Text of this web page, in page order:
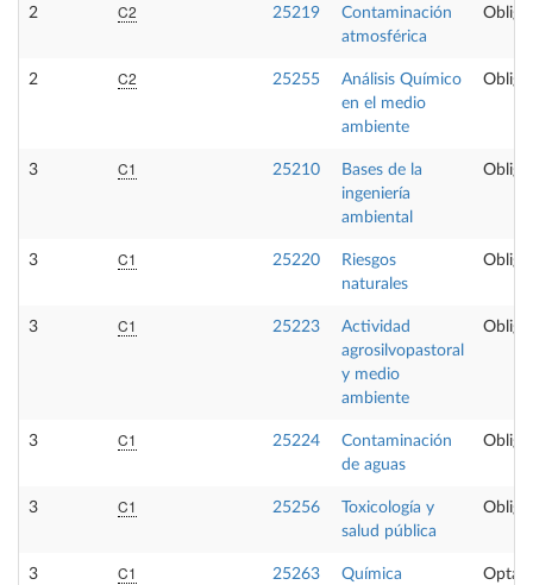
2 C2 25219
Contaminación
atmosférica
2 C2 25255
Análisis Químico
en el medio
ambiente
3 C1 25210
Bases de la
ingeniería
ambiental
3 C1 25220
Riesgos
naturales
3 C1 25223
Actividad
agrosilvopastoral
y medio
ambiente
3 C1 25224
Contaminación
de aguas
3 C1 25256
Toxicología y
salud pública
3 C1 25263 Química